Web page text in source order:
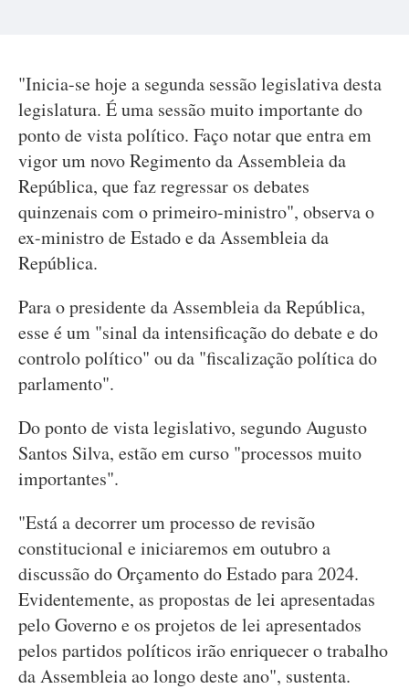
"Inicia-se hoje a segunda sessão legislativa desta
legislatura. É uma sessão muito importante do
ponto de vista político. Faço notar que entra em
vigor um novo Regimento da Assembleia da
República, que faz regressar os debates
quinzenais com o primeiro-ministro", observa o
ex-ministro de Estado e da Assembleia da
República.
Para o presidente da Assembleia da República,
esse é um "sinal da intensificação do debate e do
controlo político" ou da "fiscalização política do
parlamento".
Do ponto de vista legislativo, segundo Augusto
Santos Silva, estão em curso "processos muito
importantes".
"Está a decorrer um processo de revisão
constitucional e iniciaremos em outubro a
discussão do Orçamento do Estado para 2024.
Evidentemente, as propostas de lei apresentadas
pelo Governo e os projetos de lei apresentados
pelos partidos políticos irão enriquecer o trabalho
da Assembleia ao longo deste ano", sustenta.